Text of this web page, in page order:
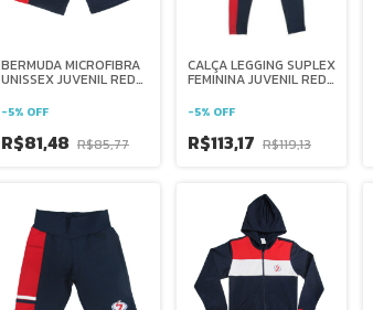
BERMUDA MICROFIBRA
UNISSEX JUVENIL REDE
-5% OFF
R$81,48 R$85,77
CALÇA LEGGING SUPLEX
FEMININA JUVENIL REDE
-5% OFF
R$113,17 R$119,13